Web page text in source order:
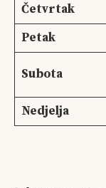
Četvrtak
Petak
Subota
Nedjelja